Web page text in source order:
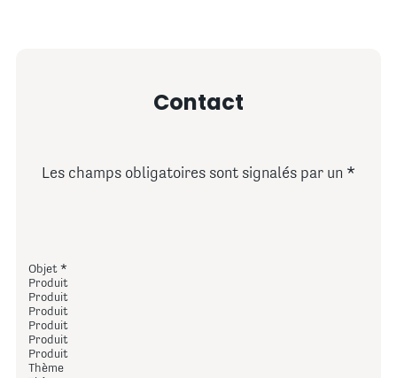
Contact
Les champs obligatoires sont signalés par un
Objet
Produit
Produit
Produit
Produit
Produit
Produit
Thème